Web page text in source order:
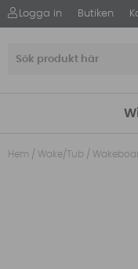
Logga in Butiken
Hem / Wake/Tub /